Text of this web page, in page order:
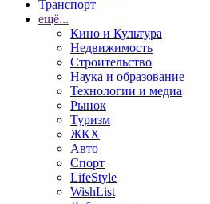
Транспорт
ещё...
Кино и Культура
Недвижимость
Строительство
Наука и образование
Технологии и медиа
Рынок
Туризм
ЖКХ
Авто
Спорт
LifeStyle
WishList